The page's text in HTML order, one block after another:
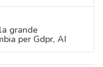
grande
per Gdpr, AI